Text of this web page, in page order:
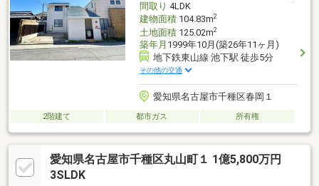
間取り 4LDK
建物面積104.83m2
土地面積125.02m2
築年月 1999年10月(築26年11ヶ月)
地下鉄東山線 池下駅 徒歩5分
その他の交通
愛知県名古屋市千種区春岡１
2階建て 都市ガス 所有権
愛知県名古屋市千種区丸山町１ 1億5,800万円
3SLDK